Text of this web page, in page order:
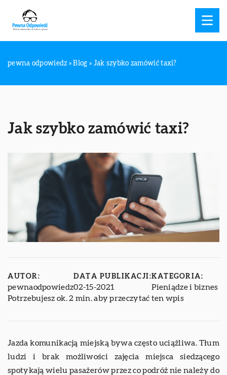
pewna odpowiedz »Blog » Jak szybko zamówić taxi?
Jak szybko zamówić taxi?
AUTOR:
pewnaodpowiedz
DATA PUBLIKACJI:
02-15-2021
KATEGORIA:
Pieniądze i biznes
Potrzebujesz ok. 2 min. aby przeczytać ten wpis
Jazda komunikacją miejską bywa często uciążliwa. Tłum
ludzi i brak możliwości zajęcia miejsca siedzącego
spotykają wielu pasażerów przez co podróż nie należy do